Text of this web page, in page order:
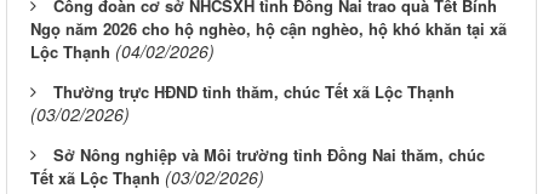
Công đoàn cơ sở NHCSXH tỉnh Đồng Nai trao quà Tết Bính
Ngọ năm 2026 cho hộ nghèo, hộ cận nghèo, hộ khó khăn tại xã
Lộc Thạnh (04/02/2026)
Thường trực HĐND tỉnh thăm, chúc Tết xã Lộc Thạnh
(03/02/2026)
Sở Nông nghiệp và Môi trường tỉnh Đồng Nai thăm, chúc
Tết xã Lộc Thạnh (03/02/2026)